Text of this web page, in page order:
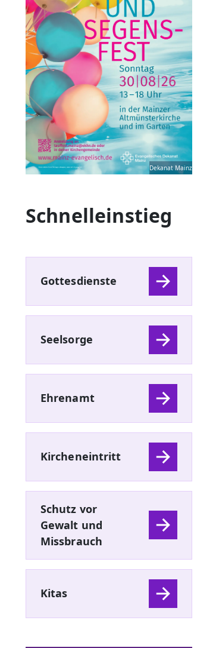
Dekanat Mainz
Schnelleinstieg
Gottesdienste
Seelsorge
Ehrenamt
Kircheneintritt
Schutz vor
Gewalt und
Missbrauch
Kitas